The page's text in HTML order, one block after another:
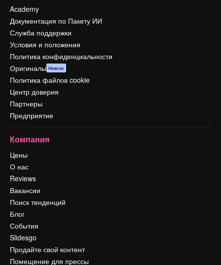
Academy
Документация по Пакету ИИ
Служба поддержки
Условия и положения
Политика конфиденциальности
Оригиналы Новое
Политика файлов cookie
Центр доверия
Партнеры
Предприятие
Компания
Цены
О нас
Reviews
Вакансии
Поиск тенденций
Блог
События
Slidesgo
Продайте свой контент
Помещение для прессы